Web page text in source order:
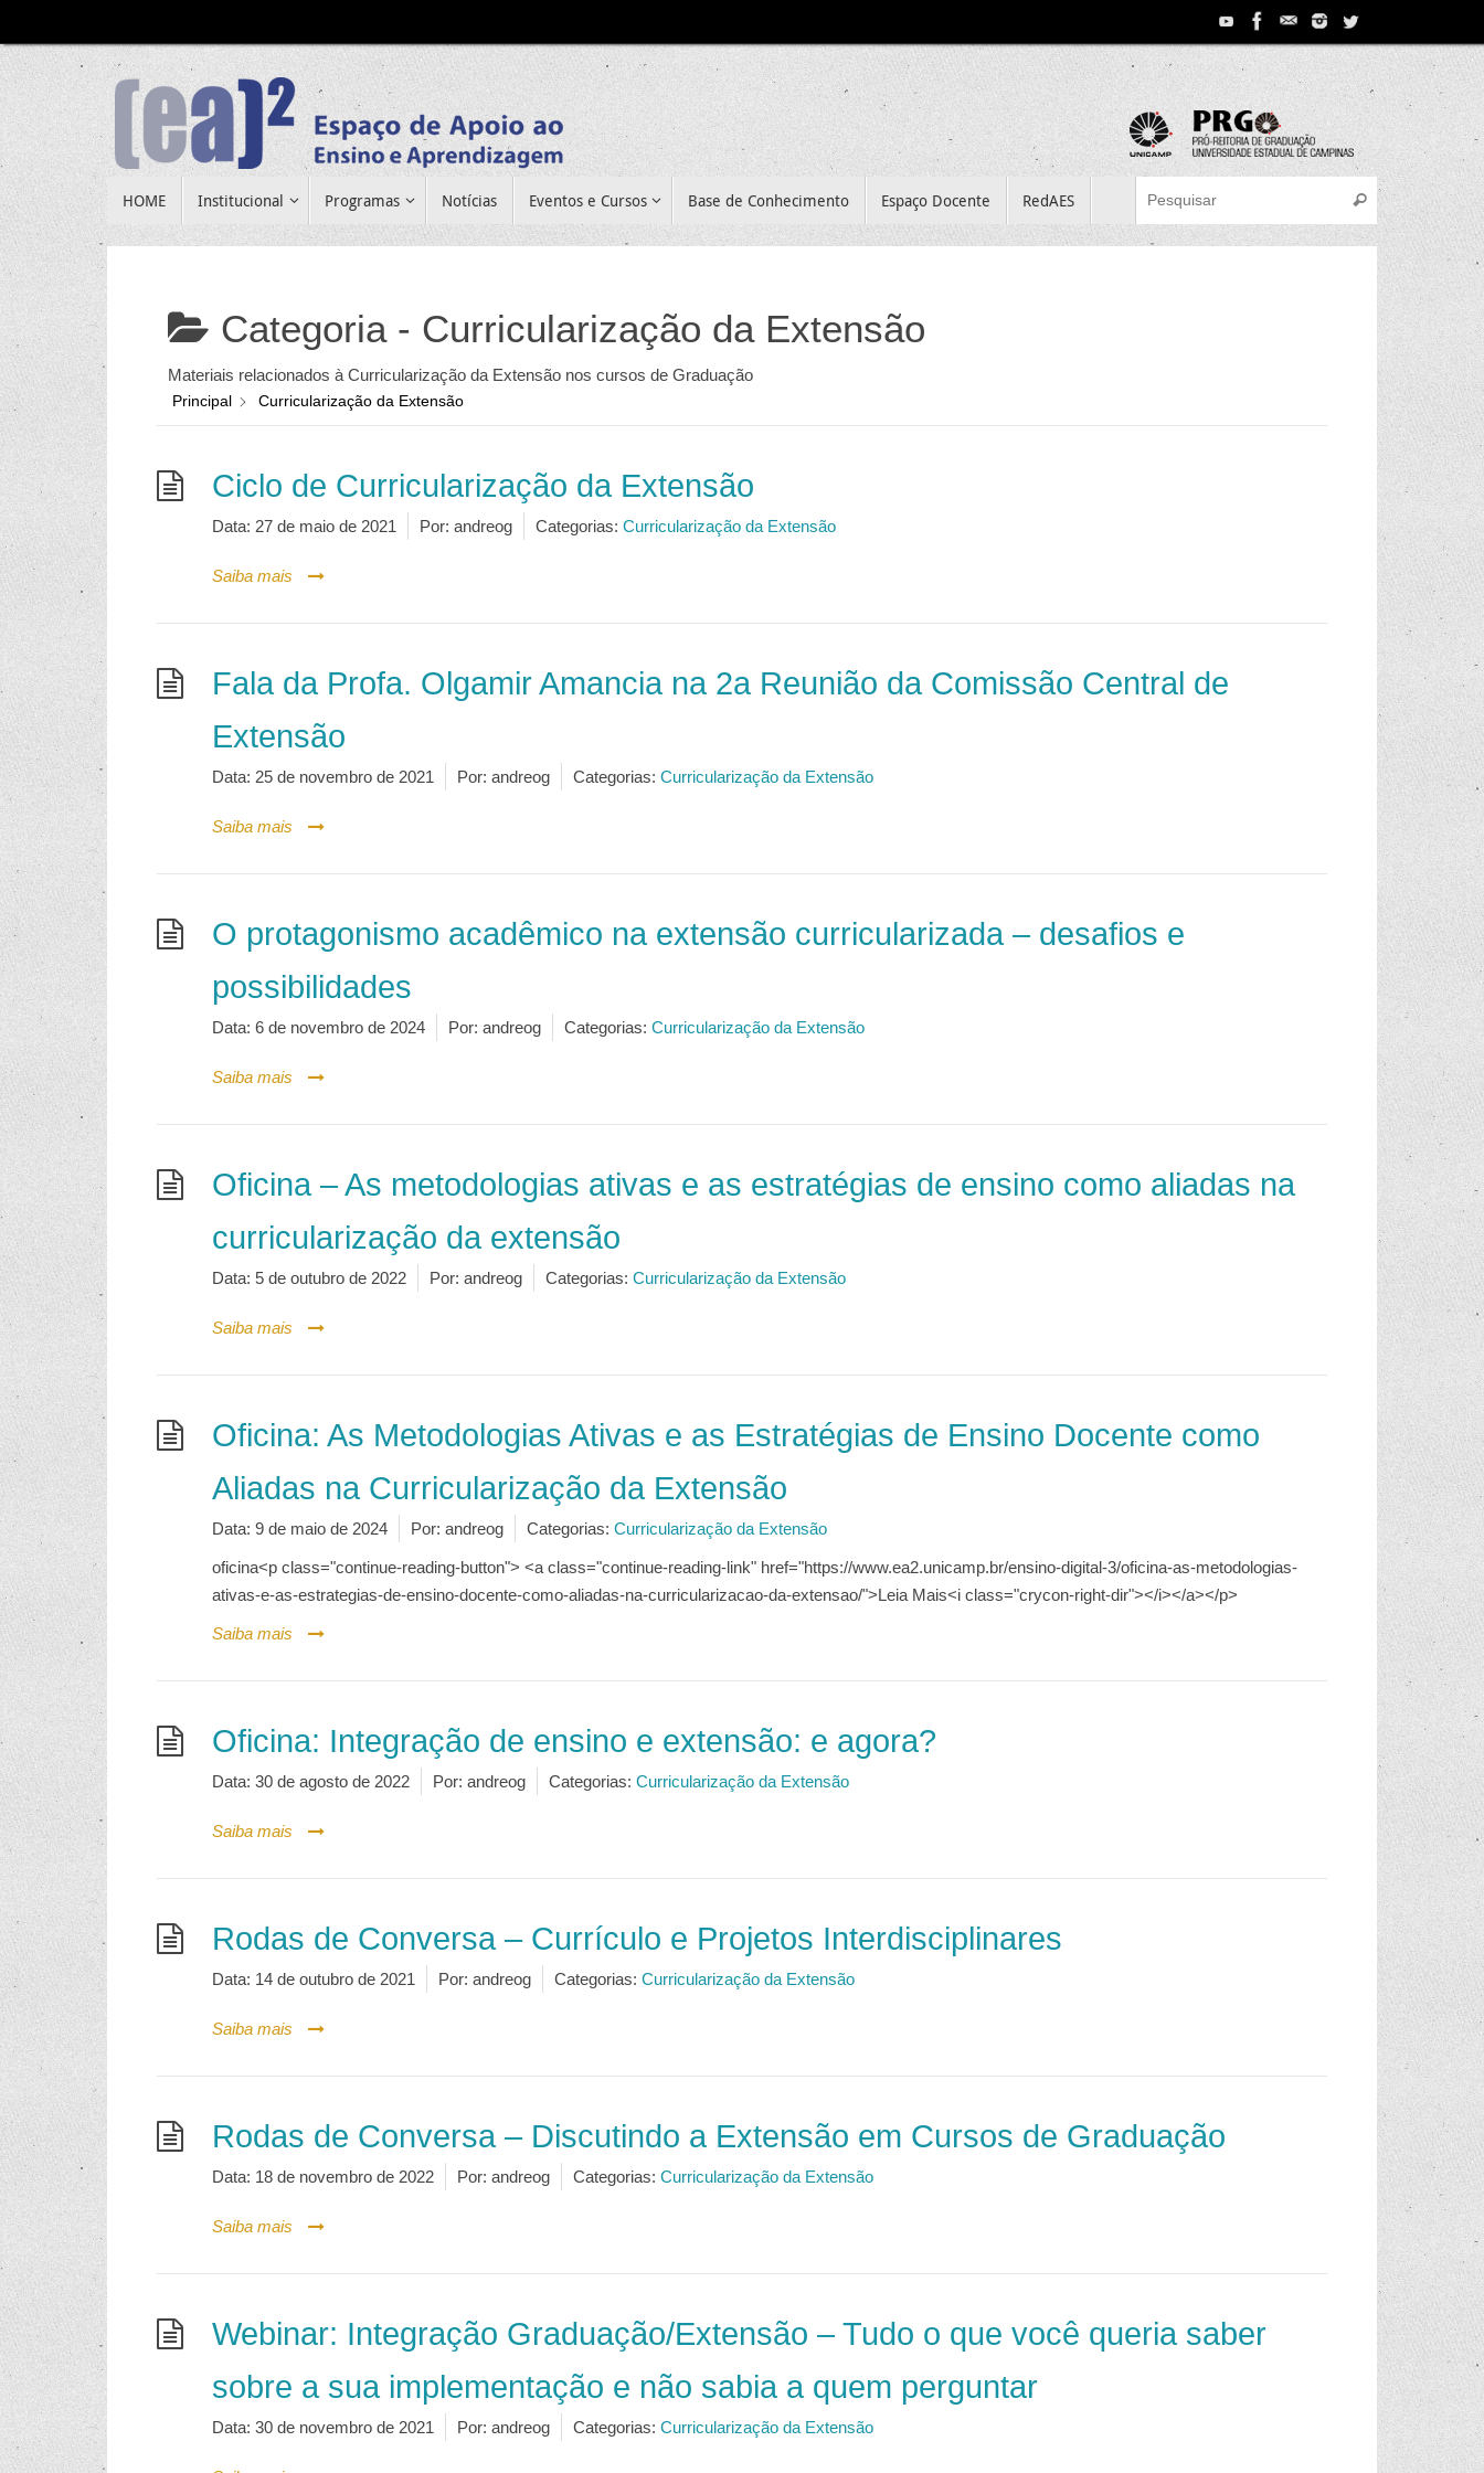
para
conteúdo
para
conteúdo
HOME Institucional Programas Notícias Eventos e Cursos Base de Conhecimento Espaço Docente RedAES
Search for:
Pesquisar
Categoria - Curricularização da Extensão
Materiais relacionados à Curricularização da Extensão nos cursos de Graduação
Principal Curricularização da Extensão
Ciclo de Curricularização da Extensão
Data: 27 de maio de 2021 Por: andreog Categorias: Curricularização da Extensão
Saiba mais
Fala da Profa. Olgamir Amancia na 2a Reunião da Comissão Central de
Extensão
Data: 25 de novembro de 2021 Por: andreog Categorias: Curricularização da Extensão
Saiba mais
O protagonismo acadêmico na extensão curricularizada – desafios e
possibilidades
Data: 6 de novembro de 2024 Por: andreog Categorias: Curricularização da Extensão
Saiba mais
Oficina – As metodologias ativas e as estratégias de ensino como aliadas na
curricularização da extensão
Data: 5 de outubro de 2022 Por: andreog Categorias: Curricularização da Extensão
Saiba mais
Oficina: As Metodologias Ativas e as Estratégias de Ensino Docente como
Aliadas na Curricularização da Extensão
Data: 9 de maio de 2024 Por: andreog Categorias: Curricularização da Extensão
oficina<p class="continue-reading-button"> <a class="continue-reading-link" href="https://www.ea2.unicamp.br/ensino-digital-3/oficina-as-metodologias-
ativas-e-as-estrategias-de-ensino-docente-como-aliadas-na-curricularizacao-da-extensao/">Leia Mais<i class="crycon-right-dir"></i></a></p>
Saiba mais
Oficina: Integração de ensino e extensão: e agora?
Data: 30 de agosto de 2022 Por: andreog Categorias: Curricularização da Extensão
Saiba mais
Rodas de Conversa – Currículo e Projetos Interdisciplinares
Data: 14 de outubro de 2021 Por: andreog Categorias: Curricularização da Extensão
Saiba mais
Rodas de Conversa – Discutindo a Extensão em Cursos de Graduação
Data: 18 de novembro de 2022 Por: andreog Categorias: Curricularização da Extensão
Saiba mais
Webinar: Integração Graduação/Extensão – Tudo o que você queria saber
sobre a sua implementação e não sabia a quem perguntar
Data: 30 de novembro de 2021 Por: andreog Categorias: Curricularização da Extensão